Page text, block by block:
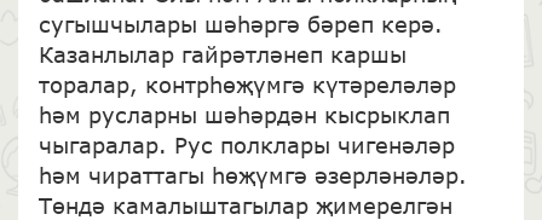
сугышчылары шәһәргә бәреп керә.
Казанлылар гайрәтләнеп каршы
торалар, контрһөҗүмгә күтәреләләр
һәм русларны шәһәрдән кысрыклап
чыгаралар. Рус полклары чигенәләр
һәм чираттагы һөҗүмгә әзерләнәләр.
Төндә камалыштагылар җимерелгән